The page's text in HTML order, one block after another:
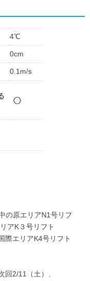
4℃
0cm
0.1m/s
○
の原エリアN1号リフ
アK３号リフト
際エリアK4号リフト
回2/11（土）、